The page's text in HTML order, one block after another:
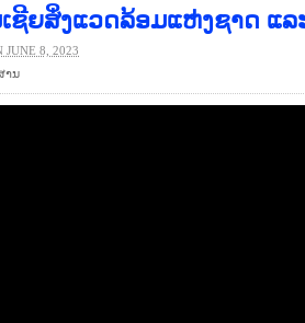
ຊີຍສິ່ງແວດລ້ອມແຫ່ງຊາດ ແ
JUNE 8, 2023
ານ